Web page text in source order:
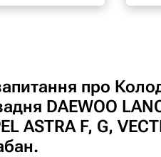
про
DAEWOO
ASTRA F, G,